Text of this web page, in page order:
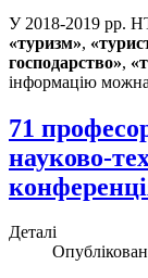
У 2018-2019 рр.
«туризм»,
господарство»,
інформацію можна
71
науково-
Деталі